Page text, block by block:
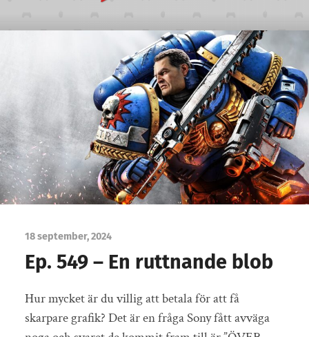
Spelsnack
18 september, 2024
Ep. 549 – En ruttnande blob
Hur mycket är du villig att betala för att få
skarpare grafik? Det är en fråga Sony fått avväga